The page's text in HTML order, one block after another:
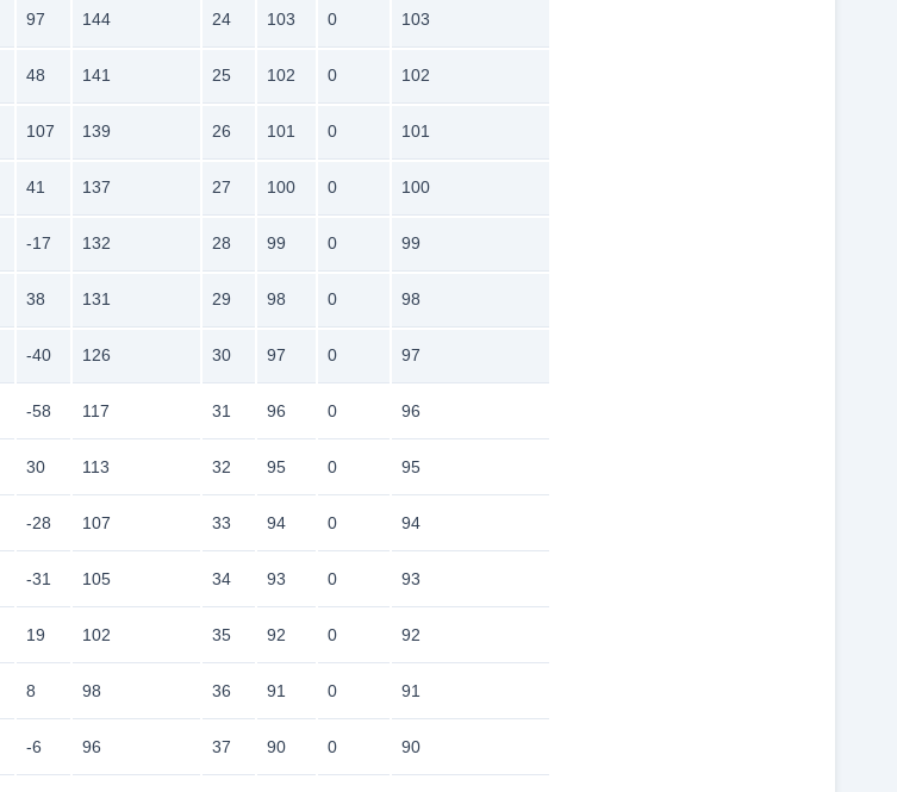
97 144 24 103 0 103
48 141 25 102 0 102
107 139 26 101 0 101
41 137 27 100 0 100
-17 132 28 99 0 99
38 131 29 98 0 98
-40 126 30 97 0 97
-58 117 31 96 0 96
30 113 32 95 0 95
-28 107 33 94 0 94
-31 105 34 93 0 93
19 102 35 92 0 92
8 98 36 91 0 91
-6 96 37 90 0 90